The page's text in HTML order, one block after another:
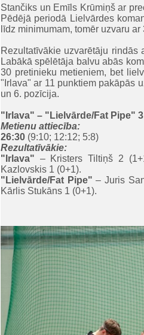
Stančiks un Emīls Krūmiņš ar
Pēdējā periodā Lielvārdes
līdz minimumam, tomēr uzvaru
Rezultatīvākie uzvarētāju rindās
Labākā spēlētāja balvu abās
30 pretinieku metieniem, bet
"Irlava" ar 11 punktiem pakāpās
un 6. pozīcija.
"Irlava" – "Lielvārde/Fat Pipe"
Metienu attiecība:
26:30 (9:10; 12:12; 5:8)
Rezultatīvākie:
"Irlava" – Kristers Tiltiņš 2
Kazlovskis 1 (0+1).
"Lielvārde/Fat Pipe"– Juris
Kārlis Stukāns 1 (0+1).